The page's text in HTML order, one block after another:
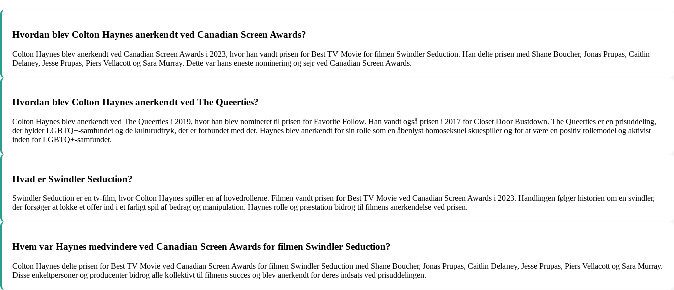
Hvordan blev Colton Haynes anerkendt ved Canadian Screen Awards?
Colton Haynes blev anerkendt ved Canadian Screen Awards i 2023, hvor han vandt prisen for Best TV Movie for filmen Swindler Seduction. Han delte prisen med Shane Boucher, Jonas Prupas, Caitlin
Delaney, Jesse Prupas, Piers Vellacott og Sara Murray. Dette var hans eneste nominering og sejr ved Canadian Screen Awards.
Hvordan blev Colton Haynes anerkendt ved The Queerties?
Colton Haynes blev anerkendt ved The Queerties i 2019, hvor han blev nomineret til prisen for Favorite Follow. Han vandt også prisen i 2017 for Closet Door Bustdown. The Queerties er en prisuddeling,
der hylder LGBTQ+-samfundet og de kulturudtryk, der er forbundet med det. Haynes blev anerkendt for sin rolle som en åbenlyst homoseksuel skuespiller og for at være en positiv rollemodel og aktivist
inden for LGBTQ+-samfundet.
Hvad er Swindler Seduction?
Swindler Seduction er en tv-film, hvor Colton Haynes spiller en af hovedrollerne. Filmen vandt prisen for Best TV Movie ved Canadian Screen Awards i 2023. Handlingen følger historien om en svindler,
der forsøger at lokke et offer ind i et farligt spil af bedrag og manipulation. Haynes rolle og præstation bidrog til filmens anerkendelse ved prisen.
Hvem var Haynes medvindere ved Canadian Screen Awards for filmen Swindler Seduction?
Colton Haynes delte prisen for Best TV Movie ved Canadian Screen Awards for filmen Swindler Seduction med Shane Boucher, Jonas Prupas, Caitlin Delaney, Jesse Prupas, Piers Vellacott og Sara Murray.
Disse enkeltpersoner og producenter bidrog alle kollektivt til filmens succes og blev anerkendt for deres indsats ved prisuddelingen.